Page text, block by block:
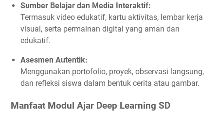
Sumber Belajar dan Media Interaktif:
Termasuk video edukatif, kartu aktivitas, lembar kerja
visual, serta permainan digital yang aman dan
edukatif.
Asesmen Autentik:
Menggunakan portofolio, proyek, observasi langsung,
dan refleksi siswa dalam bentuk cerita atau gambar.
Manfaat Modul Ajar Deep Learning SD